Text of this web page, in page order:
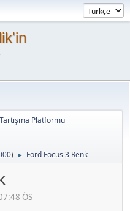
Platformu
) ► Ford Focus 3 Renk
ÖS